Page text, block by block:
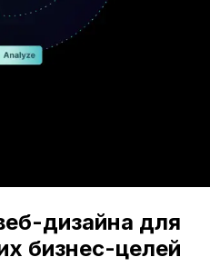
дизайна для
бизнес-целей